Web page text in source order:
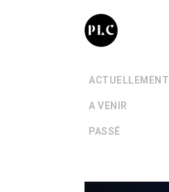
ACTUELLEMENT
A VENIR
PASSÉ